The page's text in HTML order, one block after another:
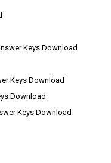
Keys Download
Keys Download
Download
Keys Download